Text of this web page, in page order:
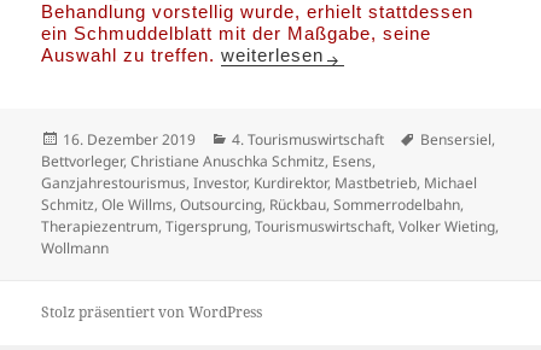
Behandlung vorstellig wurde, erhielt stattdessen
ein Schmuddelblatt mit der Maßgabe, seine
Auswahl zu treffen.Austherapiert !
weiterlesen
Veröffentlicht
am
16. Dezember 2019 Kategorien
4. Tourismuswirtschaft Schlagwörter
Bensersiel,
Bettvorleger,Christiane Anuschka Schmitz, Esens,
Ganzjahrestourismus,Investor, Kurdirektor, Mastbetrieb, Michael
Schmitz,Ole Willms,Outsourcing, Rückbau,Sommerrodelbahn,
Therapiezentrum,Tigersprung,Tourismuswirtschaft,Volker Wieting,
Wollmann
Stolz präsentiert von WordPress